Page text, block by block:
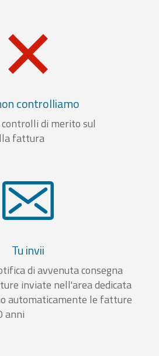
controlliamo
di merito sul
fattura
Tu invii
di avvenuta consegna
inviate nell'area dedicata
automaticamente le fatture
anni